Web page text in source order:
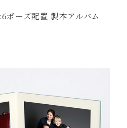
ポーズ配置 製本アルバム